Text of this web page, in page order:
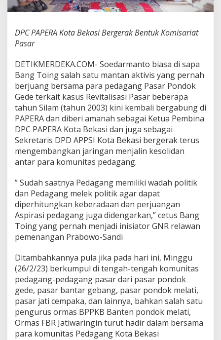
e
r
e
k
B
e
n
k
K
o
m
i
s
a
i
a
t
P
a
s
a
DPC PAPERA Kota Bekasi Bergerak Bentuk Komisariat
Pasar
DETIKMERDEKA.COM- Soedarmanto biasa di sapa
Bang Toing salah satu mantan aktivis yang pernah
berjuang bersama para pedagang Pasar Pondok
Gede terkait kasus Revitalisasi Pasar beberapa
tahun Silam (tahun 2003) kini kembali bergabung di
PAPERA dan diberi amanah sebagai Ketua Pembina
DPC PAPERA Kota Bekasi dan juga sebagai
Sekretaris DPD APPSI Kota Bekasi bergerak terus
mengembangkan jaringan menjalin kesolidan
antar para komunitas pedagang.
” Sudah saatnya Pedagang memiliki wadah politik
dan Pedagang melek politik agar dapat
diperhitungkan keberadaan dan perjuangan
Aspirasi pedagang juga didengarkan,” cetus Bang
Toing yang pernah menjadi inisiator GNR relawan
pemenangan Prabowo-Sandi
Ditambahkannya pula jika pada hari ini, Minggu
(26/2/23) berkumpul di tengah-tengah komunitas
pedagang-pedagang pasar dari pasar pondok
gede, pasar bantar gebang, pasar pondok melati,
pasar jati cempaka, dan lainnya, bahkan salah satu
pengurus ormas BPPKB Banten pondok melati,
Ormas FBR Jatiwaringin turut hadir dalam bersama
para komunitas Pedagang Kota Bekasi